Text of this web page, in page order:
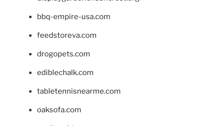
bbq-empire-usa.com
feedstoreva.com
drogopets.com
ediblechalk.com
tabletennisnearme.com
oaksofa.com